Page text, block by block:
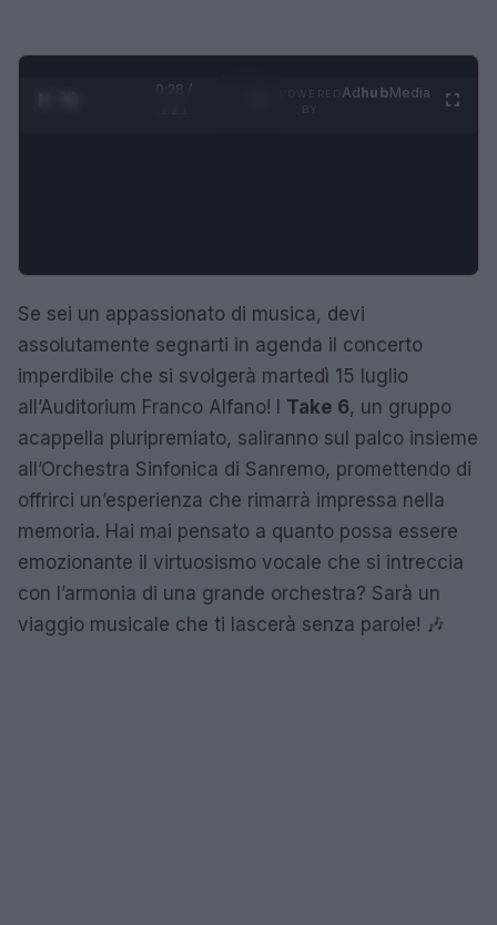
0:29 /
AdhubMedia
Se sei un appassionato di musica, devi
assolutamente segnarti in agenda il concerto
imperdibile che si svolgerà martedì 15 luglio
all’Auditorium Franco Alfano! I Take 6, un gruppo
acappella pluripremiato, saliranno sul palco insieme
all’Orchestra Sinfonica di Sanremo, promettendo di
offrirci un’esperienza che rimarrà impressa nella
memoria. Hai mai pensato a quanto possa essere
emozionante il virtuosismo vocale che si intreccia
con l’armonia di una grande orchestra? Sarà un
viaggio musicale che ti lascerà senza parole! 🎶